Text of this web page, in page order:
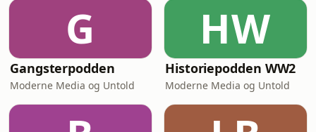
G
Gangsterpodden
Moderne Media og Untold
HW
Historiepodden WW2
Moderne Media og Untold